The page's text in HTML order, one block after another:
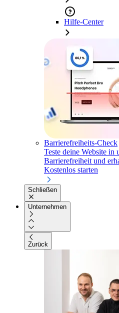
Hilfe-Center
Barrierefreiheits-Check
Teste deine Website in
Barrierefreiheit und
Kostenlos starten
Schließen
Unternehmen
Zurück